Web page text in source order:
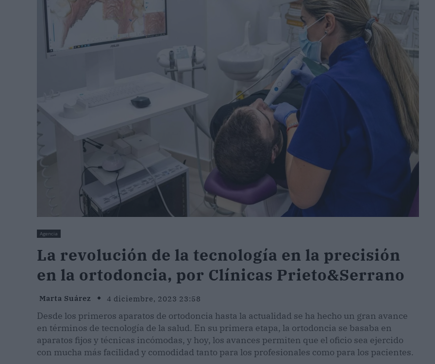
Agencia
La revolución de la tecnología en la precisión
en la ortodoncia, por Clínicas Prieto&Serrano
Marta Suárez 4 diciembre, 2023 23:58
Desde los primeros aparatos de ortodoncia hasta la actualidad se ha hecho un gran avance
en términos de tecnología de la salud. En su primera etapa, la ortodoncia se basaba en
aparatos fijos y técnicas incómodas, y hoy, los avances permiten que el oficio sea ejercido
con mucha más facilidad y comodidad tanto para los profesionales como para los pacientes.